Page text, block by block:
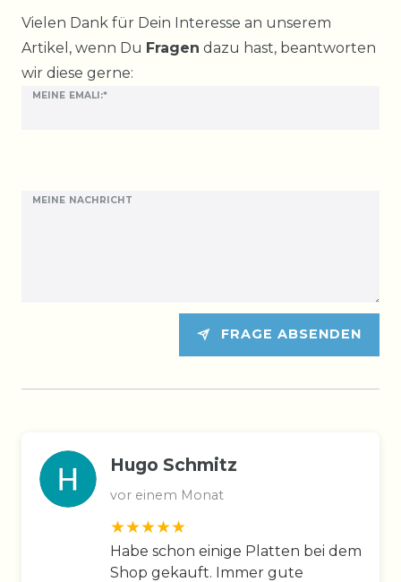
Vielen Dank für Dein Interesse an unserem
Artikel, wenn Du Fragen dazu hast, beantworten
wir diese gerne:
MEINE EMALI:*
MEINE NACHRICHT
Ceres::Template.mailFormHoneypotLabel
FRAGE ABSENDEN
Hugo Schmitz
vor einem Monat
Habe schon einige Platten bei dem
Shop gekauft. Immer gute